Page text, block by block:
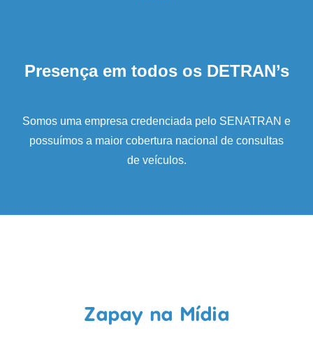
Presença em todos os DETRAN’s
Somos uma empresa credenciada pelo SENATRAN e
possuímos a maior cobertura nacional de consultas
de veículos.
Zapay na Mídia